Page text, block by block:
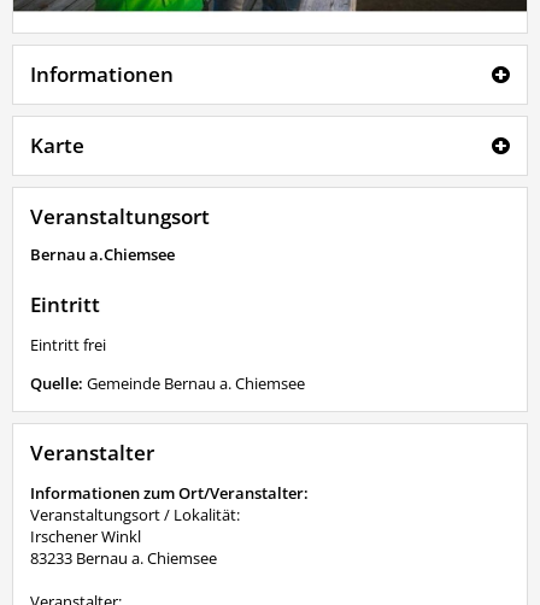
Informationen
Karte
Veranstaltungsort
Bernau a.Chiemsee
Eintritt
Eintritt frei
Quelle: Gemeinde Bernau a. Chiemsee
Veranstalter
Informationen zum Ort/Veranstalter:
Veranstaltungsort / Lokalität:
Irschener Winkl
83233 Bernau a. Chiemsee